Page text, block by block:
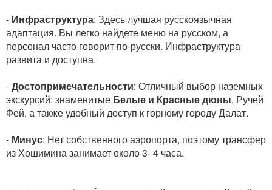
- Инфраструктура: Здесь лучшая русскоязычная
адаптация. Вы легко найдете меню на русском, а
персонал часто говорит по-русски. Инфраструктура
развита и доступна.
-Достопримечательности: Отличный выбор наземных
экскурсий: знаменитые Белые и Красные дюны, Ручей
Фей, а также удобный доступ к горному городу Далат.
- Минус: Нет собственного аэропорта, поэтому трансфер
из Хошимина занимает около 3–4 часа.